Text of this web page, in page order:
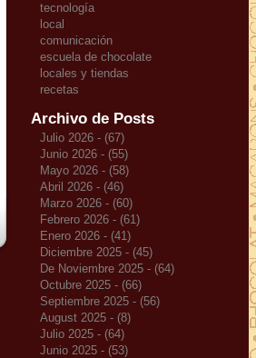
tecnología
local
comunicación
escuela de chocolate
locales y tiendas
recetas
Archivo de Posts
Julio 2026 - (67)
Junio 2026 - (55)
Mayo 2026 - (58)
Abril 2026 - (46)
Marzo 2026 - (60)
Febrero 2026 - (61)
Enero 2026 - (41)
Diciembre 2025 - (45)
De Noviembre 2025 - (64)
Octubre 2025 - (66)
Septiembre 2025 - (56)
August 2025 - (8)
Julio 2025 - (64)
Junio 2025 - (53)